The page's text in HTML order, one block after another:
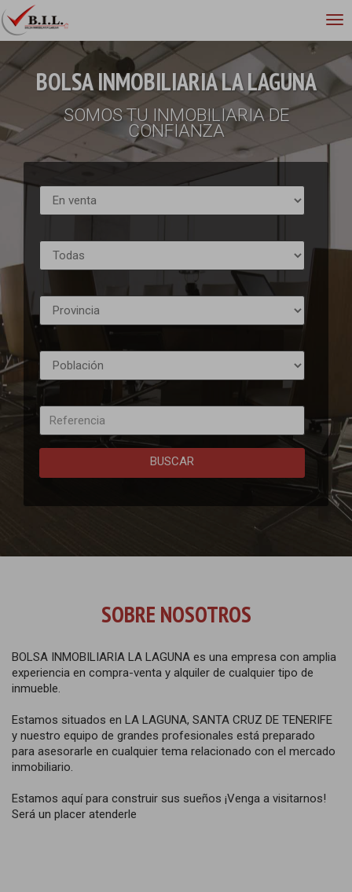
BOLSA INMOBILIARIA LA LAGUNA
SOMOS TU INMOBILIARIA DE
CONFIANZA
BUSCAR
SOBRE NOSOTROS
BOLSA INMOBILIARIA LA LAGUNA es una empresa con amplia
experiencia en compra-venta y alquiler de cualquier tipo de
inmueble.
Estamos situados en LA LAGUNA, SANTA CRUZ DE TENERIFE
y nuestro equipo de grandes profesionales está preparado
para asesorarle en cualquier tema relacionado con el mercado
inmobiliario.
Estamos aquí para construir sus sueños ¡Venga a visitarnos!
Será un placer atenderle